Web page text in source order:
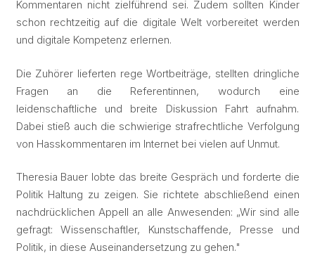
Kommentaren nicht zielführend sei. Zudem sollten Kinder
schon rechtzeitig auf die digitale Welt vorbereitet werden
und digitale Kompetenz erlernen.
Die Zuhörer lieferten rege Wortbeiträge, stellten dringliche
Fragen an die Referentinnen, wodurch eine
leidenschaftliche und breite Diskussion Fahrt aufnahm.
Dabei stieß auch die schwierige strafrechtliche Verfolgung
von Hasskommentaren im Internet bei vielen auf Unmut.
Theresia Bauer lobte das breite Gespräch und forderte die
Politik Haltung zu zeigen. Sie richtete abschließend einen
nachdrücklichen Appell an alle Anwesenden: „Wir sind alle
gefragt: Wissenschaftler, Kunstschaffende, Presse und
Politik, in diese Auseinandersetzung zu gehen."